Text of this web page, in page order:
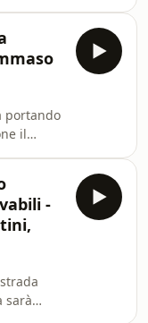
e
i
solo
energie
il
portando
il
di
fonti
gas.
Ne a
-
sarà